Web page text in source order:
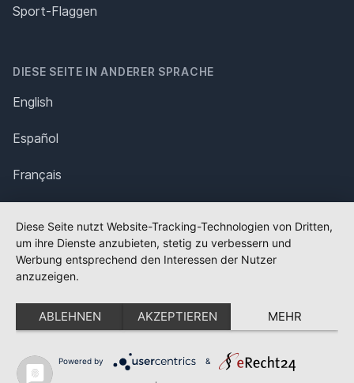
Sport-Flaggen
DIESE SEITE IN ANDERER SPRACHE
English
Español
Français
Polska
Português
Nederlands
Svenska
Diese Seite nutzt Website-Tracking-Technologien von Dritten,
um ihre Dienste anzubieten, stetig zu verbessern und
Werbung entsprechend den Interessen der Nutzer
anzuzeigen.
ABLEHNEN AKZEPTIEREN MEHR
Powered by &